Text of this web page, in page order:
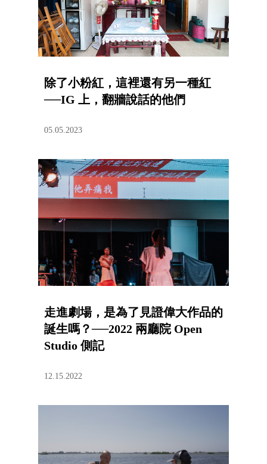
除了小粉紅，這裡還有另一種紅
──IG 上，翻牆說話的他們
05.05.2023
走進劇場，是為了見證偉大作品的
誕生嗎？──2022 兩廳院 Open
Studio 側記
12.15.2022